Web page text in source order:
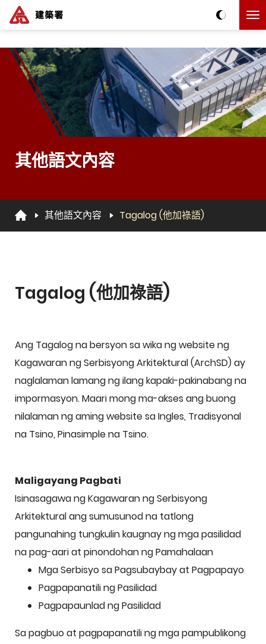
The detail of this page
其他語文內容
其他語文內容 Tagalog (他加祿語)
Tagalog (他加祿語)
Ang Tagalog na bersyon sa wika ng website ng
Kagawaran ng Serbisyong Arkitektural (ArchSD) ay
naglalaman lamang ng ilang kapaki-pakinabang na
impormasyon. Maari mong ma-akses ang buong
nilalaman ng aming website sa Ingles, Tradisyonal
na Tsino, Pinasimple na Tsino.
Maligayang Pagbati
Isinasagawa ng Kagawaran ng Serbisyong
Arkitektural ang sumusunod na tatlong
pangunahing tungkulin kaugnay ng mga pasilidad
na pag-aari at pinondohan ng Pamahalaan
Mga Serbisyo sa Pagsubaybay at Pagpapayo
Pagpapanatili ng Pasilidad
Pagpapaunlad ng Pasilidad
Sa pagbuo at pagpapanatili ng mga pampublikong